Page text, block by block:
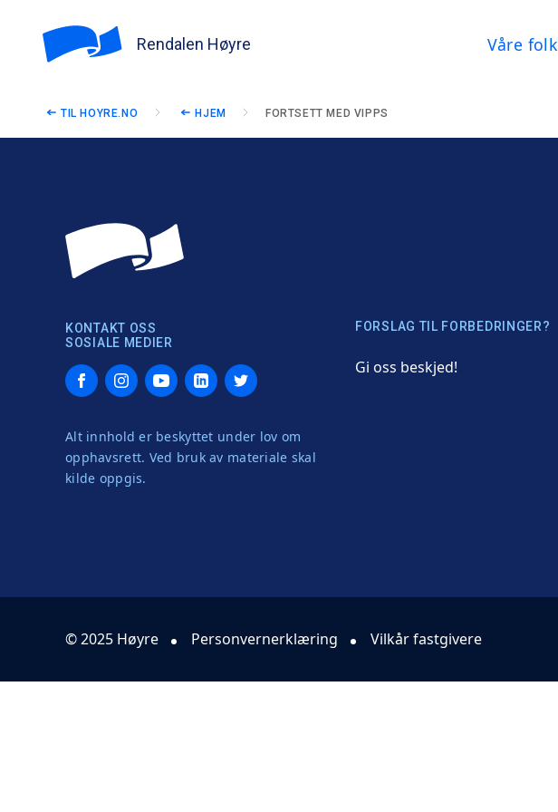
Rendalen Høyre Våre folk
TIL HOYRE.NO HJEM FORTSETT MED VIPPS
KONTAKT OSS
SOSIALE MEDIER
FacebookInstagramYouTubeLinkedInTwitter
Alt innhold er beskyttet under lov om
opphavsrett. Ved bruk av materiale skal
kilde oppgis.
FORSLAG TIL FORBEDRINGER?
Gi oss beskjed!
© 2025 Høyre Personvernerklæring Vilkår fastgivere